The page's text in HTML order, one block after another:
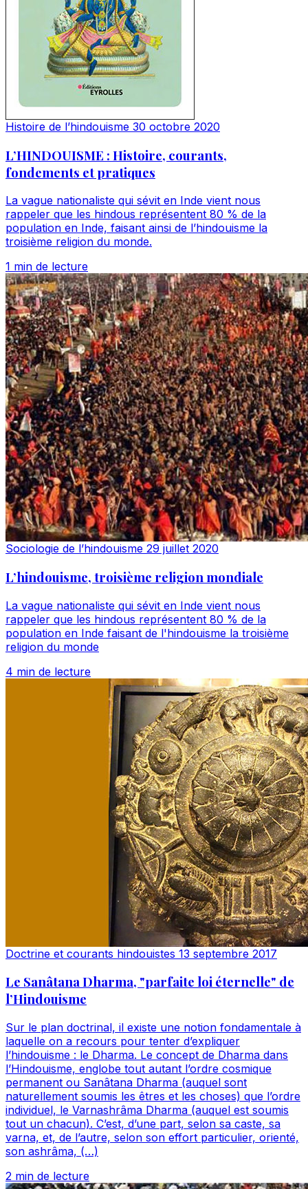
Histoire de l’hindouisme 30 octobre 2020
L’HINDOUISME : Histoire, courants,
fondements et pratiques
La vague nationaliste qui sévit en Inde vient nous
rappeler que les hindous représentent 80 % de la
population en Inde, faisant ainsi de l’hindouisme la
troisième religion du monde.
1 min de lecture
Sociologie de l’hindouisme 29 juillet 2020
L’hindouisme, troisième religion mondiale
La vague nationaliste qui sévit en Inde vient nous
rappeler que les hindous représentent 80 % de la
population en Inde faisant de l'hindouisme la troisième
religion du monde
4 min de lecture
Doctrine et courants hindouistes 13 septembre 2017
Le Sanâtana Dharma, "parfaite loi éternelle" de
l’Hindouisme
Sur le plan doctrinal, il existe une notion fondamentale à
laquelle on a recours pour tenter d’expliquer
l’hindouisme : le Dharma. Le concept de Dharma dans
l’Hindouisme, englobe tout autant l’ordre cosmique
permanent ou Sanâtana Dharma (auquel sont
naturellement soumis les êtres et les choses) que l’ordre
individuel, le Varnashrâma Dharma (auquel est soumis
tout un chacun). C’est, d’une part, selon sa caste, sa
varna, et, de l’autre, selon son effort particulier, orienté,
son ashrâma, (…)
2 min de lecture